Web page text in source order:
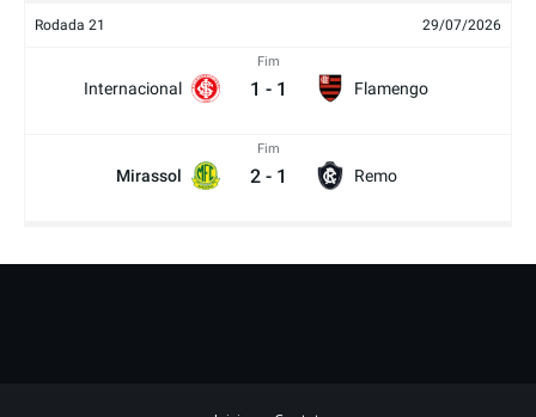
Rodada 21 29/07/2026
Internacional
Fim
1 - 1 Flamengo
Mirassol
Fim
2 - 1 Remo